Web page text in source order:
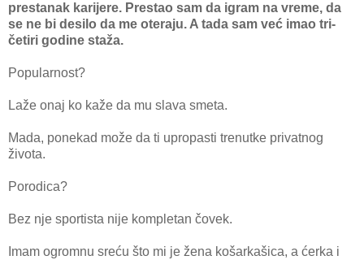
prestanak karijere. Prestao sam da igram na vreme, da
se ne bi desilo da me oteraju. A tada sam već imao tri-
četiri godine staža.
Popularnost?
Laže onaj ko kaže da mu slava smeta.
Mada, ponekad može da ti upropasti trenutke privatnog
života.
Porodica?
Bez nje sportista nije kompletan čovek.
Imam ogromnu sreću što mi je žena košarkašica, a ćerka i